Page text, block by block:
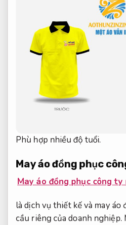
Phù hợp nhiều độ tuổi.
May áo đồng phục
May áo đồng phục công ty
là dịch vụ thiết kế và may
cầu riêng của doanh nghiệp.